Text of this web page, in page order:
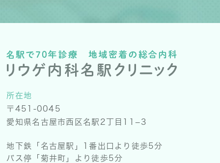
所在地
〒451-0045
愛知県名古屋市西区名駅2丁目11−3
地下鉄「名古屋駅」1番出口より徒歩5分
バス停「菊井町」より徒歩5分